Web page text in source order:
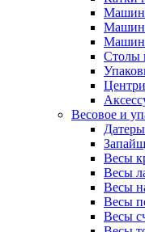
Столы
Весовое и
Весы
Весы
Весы
Весы
Весы